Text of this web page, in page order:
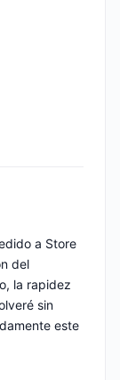
a Store
del
la rapidez
sin
este